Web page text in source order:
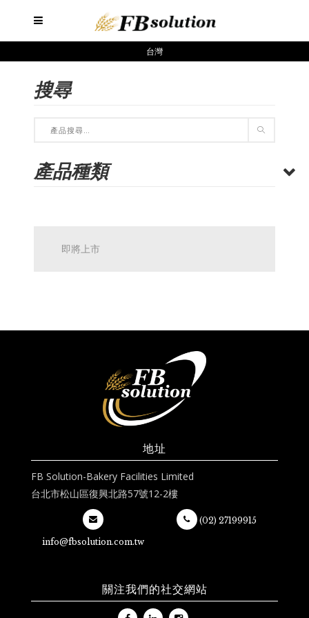
台灣
搜尋
產品種類
即將上市
地址
FB Solution-Bakery Facilities Limited
台北市松山區復興北路57號12-2樓
info@fbsolution.com.tw
(02) 27199915
關注我們的社交網站